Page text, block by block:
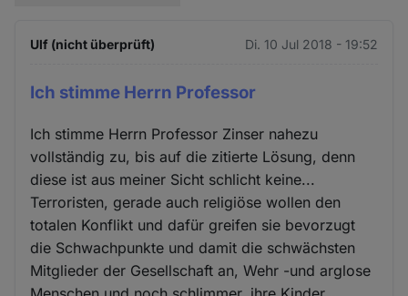
Ulf (nicht überprüft) Di. 10 Jul 2018 - 19:52
Ich stimme Herrn Professor
Ich stimme Herrn Professor Zinser nahezu
vollständig zu, bis auf die zitierte Lösung, denn
diese ist aus meiner Sicht schlicht keine...
Terroristen, gerade auch religiöse wollen den
totalen Konflikt und dafür greifen sie bevorzugt
die Schwachpunkte und damit die schwächsten
Mitglieder der Gesellschaft an, Wehr -und arglose